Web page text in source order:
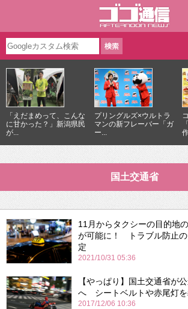
「えだまめって、こんな
に甘かった？」新潟県民
が...
プリングルズ×ウルトラ
マンの新フレーバー「ガ
ー...
国土交通省
11月からタクシーの目的地
が可能に！ トラブル防止
定
2021/10/31 05:36
【やっぱり】国土交通省が
へ シートベルトや赤尾灯
2017/12/06 10:36